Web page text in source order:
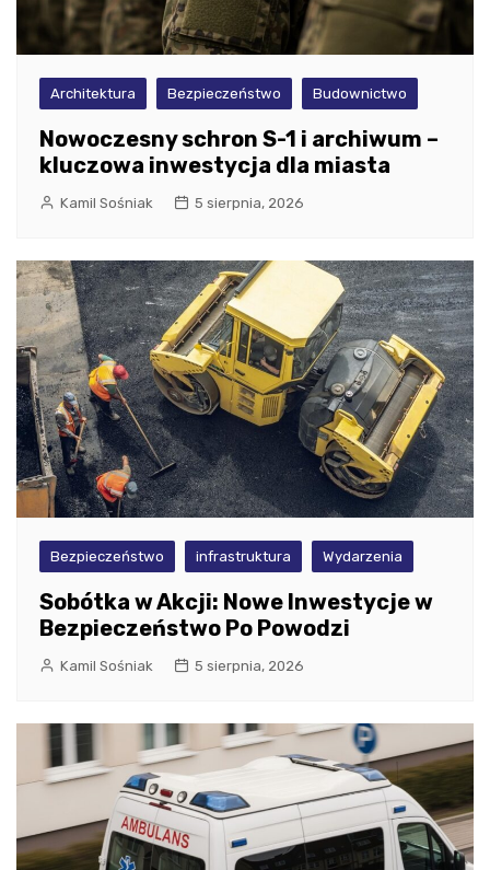
Architektura Bezpieczeństwo Budownictwo
Nowoczesny schron S-1 i archiwum –
kluczowa inwestycja dla miasta
Kamil Sośniak 5 sierpnia, 2026
Bezpieczeństwo infrastruktura Wydarzenia
Sobótka w Akcji: Nowe Inwestycje w
Bezpieczeństwo Po Powodzi
Kamil Sośniak 5 sierpnia, 2026